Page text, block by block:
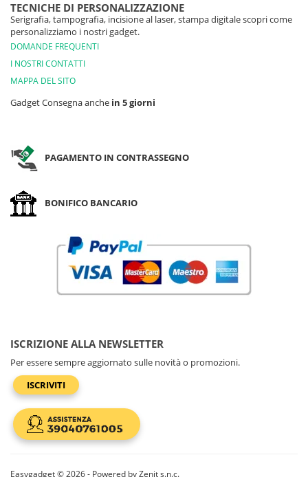
TECNICHE DI PERSONALIZZAZIONE
Serigrafia, tampografia, incisione al laser, stampa digitale scopri come
personalizziamo i nostri gadget.
DOMANDE FREQUENTI
I NOSTRI CONTATTI
MAPPA DEL SITO
Gadget Consegna anche in 5 giorni
PAGAMENTO IN CONTRASSEGNO
BONIFICO BANCARIO
ISCRIZIONE ALLA NEWSLETTER
Per essere sempre aggiornato sulle novità o promozioni.
ISCRIVITI
Easygadget © 2026 - Powered by Zenit s.n.c.